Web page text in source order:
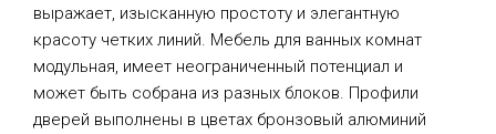
выражает, изысканную простоту и элегантную
красоту четких линий. Мебель для ванных комнат
модульная, имеет неограниченный потенциал и
может быть собрана из разных блоков. Профили
дверей выполнены в цветах бронзовый алюминий